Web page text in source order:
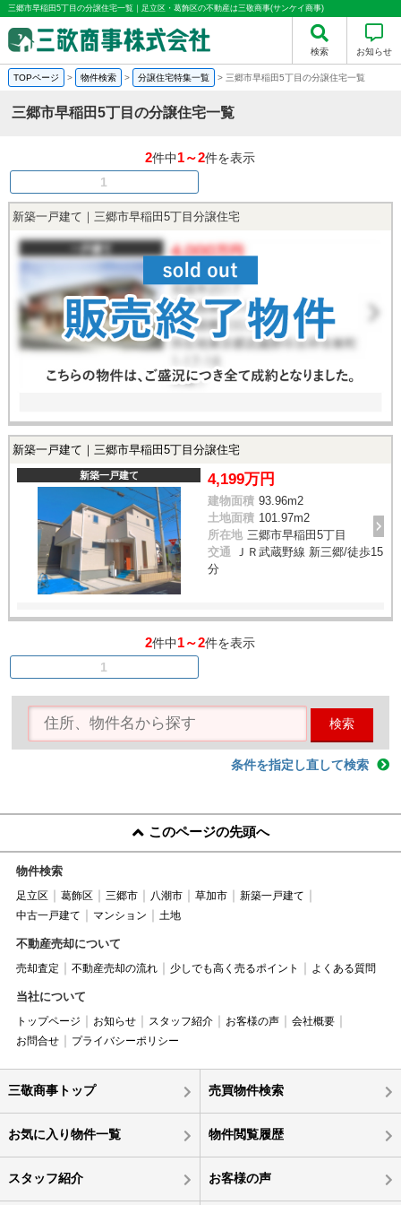
三郷市早稲田5丁目の分譲住宅一覧｜足立区・葛飾区の不動産は三敬商事(サンケイ商事)
検索 お知らせ
TOPページ > 物件検索 > 分譲住宅特集一覧 > 三郷市早稲田5丁目の分譲住宅一覧
三郷市早稲田5丁目の分譲住宅一覧
2件中1～2件を表示
1
新築一戸建て｜三郷市早稲田5丁目分譲住宅
新築一戸建て｜三郷市早稲田5丁目分譲住宅
新築一戸建て 4,199万円
建物面積 93.96m2
土地面積 101.97m2
所在地 三郷市早稲田5丁目
交通 ＪＲ武蔵野線 新三郷/徒歩15
分
2件中1～2件を表示
1
検索
条件を指定し直して検索
このページの先頭へ
物件検索
足立区 葛飾区 三郷市 八潮市 草加市
新築一戸建て
中古一戸建て
マンション 土地
不動産売却について
売却査定 不動産売却の流れ 少しでも高く売るポイント よくある質問
当社について
トップページ お知らせ スタッフ紹介 お客様の声
会社概要
お問合せ
プライバシーポリシー
三敬商事トップ 売買物件検索
お気に入り物件一覧 物件閲覧履歴
スタッフ紹介 お客様の声